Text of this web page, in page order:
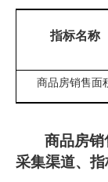
指标名称
商品房销售面
商品房销
采集渠道、